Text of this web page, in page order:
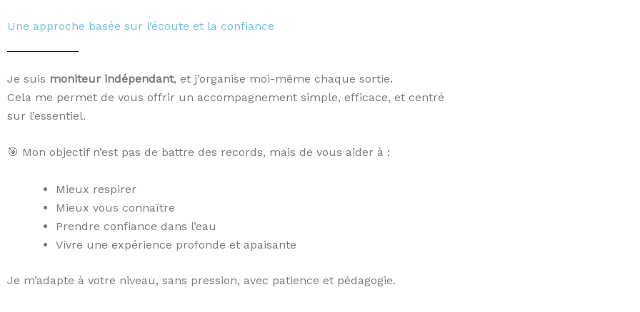
Une approche basée sur l’écoute et la confiance
Je suis moniteur indépendant, et j’organise moi-même chaque sortie.
Cela me permet de vous offrir un accompagnement simple, efficace, et centré
sur l’essentiel.
🎯 Mon objectif n’est pas de battre des records, mais de vous aider à :
Mieux respirer
Mieux vous connaître
Prendre confiance dans l’eau
Vivre une expérience profonde et apaisante
Je m’adapte à votre niveau, sans pression, avec patience et pédagogie.